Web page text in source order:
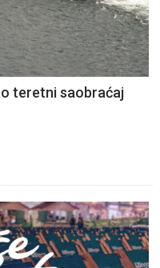
teretni saobraćaj